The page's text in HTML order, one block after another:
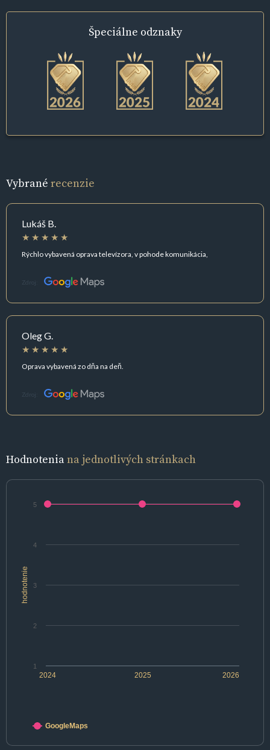
Špeciálne odznaky
Vybrané recenzie
Lukáš B.
Rýchlo vybavená oprava televízora, v pohode komunikácia,
Zdroj:
Oleg G.
Oprava vybavená zo dňa na deň.
Zdroj:
Hodnoteniana jednotlivých stránkach
hodnotenie
2024 2025 2026
1
2
3
4
5
GoogleMaps